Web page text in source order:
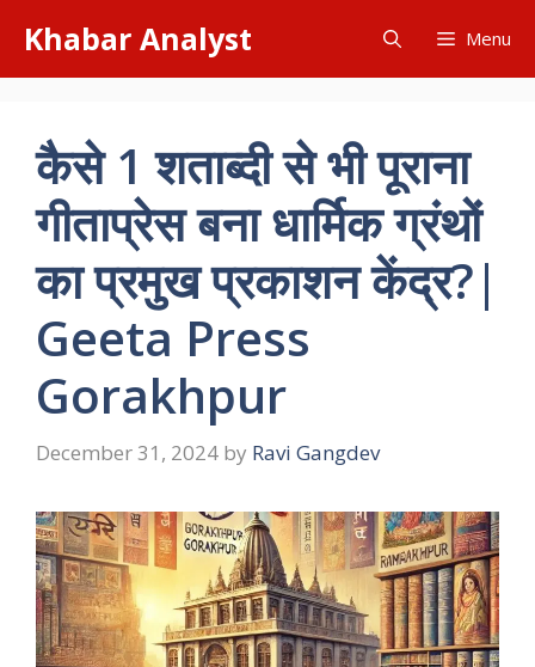
content
Khabar Analyst Menu
कैसे 1 शताब्दी से भी पूराना
गीताप्रेस बना धार्मिक ग्रंथों
का प्रमुख प्रकाशन केंद्र?|
Geeta Press
Gorakhpur
December 31, 2024 by Ravi Gangdev